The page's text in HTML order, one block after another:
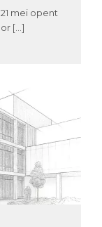
mei opent
[…]